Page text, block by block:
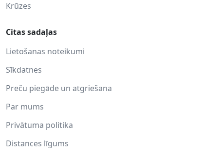
Krūzes
Citas sadaļas
Lietošanas noteikumi
Sīkdatnes
Preču piegāde un atgriešana
Par mums
Privātuma politika
Distances līgums